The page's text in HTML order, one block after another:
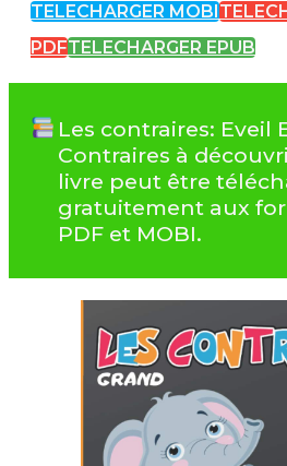
TELECHARGER MOBI
PDFTELECHARGER EPUB
Les contraires: Eveil
Contraires à
livre peut être
gratuitement aux
PDF et MOBI.